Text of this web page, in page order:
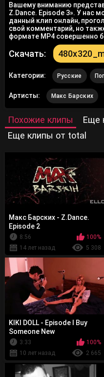
Вашему вниманию
Z.Dance. Episode 3». У нас
данный клип онлайн,
свой комментарий, но
формате MP4 совершенно
Скачать:
Категории: Русские
Артисты: Макс Барских
Похожие клипы
Еще
Еще клипы от total
Макс Барских - Z.Dance.
Episode 2
8:56
100%
14 лет назад
5 308
KIKI DOLL - Episode I Buy
Someone New
3:33
100%
10 лет назад
2 665